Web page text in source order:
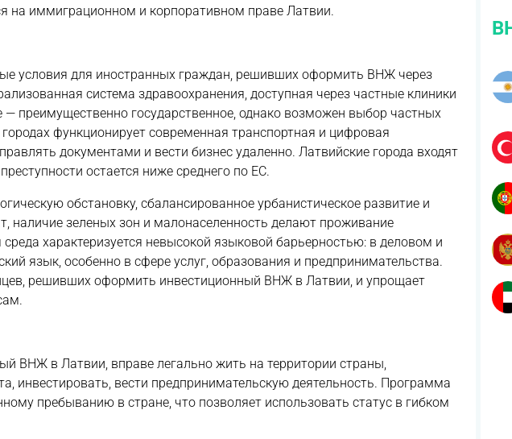
иммиграционном и корпоративном праве Латвии.
условия для иностранных граждан, решивших оформить ВНЖ через
система здравоохранения, доступная через частные клиники
— преимущественно государственное, однако возможен выбор частных
функционирует современная транспортная и цифровая
документами и вести бизнес удаленно. Латвийские города входят
остается ниже среднего по ЕС.
обстановку, сбалансированное урбанистическое развитие и
наличие зеленых зон и малонаселенность делают проживание
характеризуется невысокой языковой барьерностью: в деловом и
язык, особенно в сфере услуг, образования и предпринимательства.
решивших оформить инвестиционный ВНЖ в Латвии, и упрощает
ВНЖ в Латвии, вправе легально жить на территории страны,
инвестировать, вести предпринимательскую деятельность. Программа
пребыванию в стране, что позволяет использовать статус в гибком